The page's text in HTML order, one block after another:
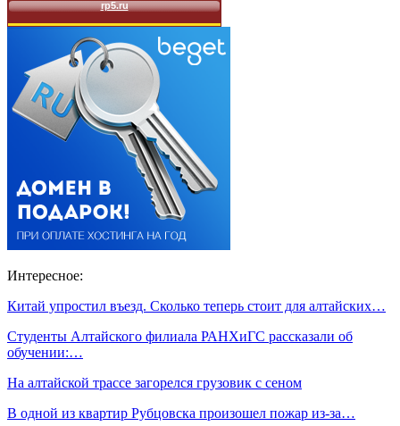
Интересное:
Китай упростил въезд. Сколько теперь стоит для алтайских…
Студенты Алтайского филиала РАНХиГС рассказали об
обучении:…
На алтайской трассе загорелся грузовик с сеном
В одной из квартир Рубцовска произошел пожар из-за…